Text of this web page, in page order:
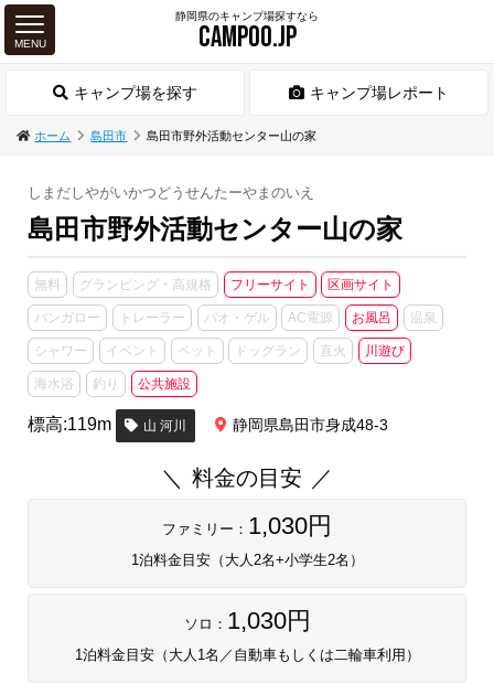
静岡県のキャンプ場探すなら
CAMPOO.JP
MENU
キャンプ場を探す キャンプ場レポート
ホーム 島田市 島田市野外活動センター山の家
しまだしやがいかつどうせんたーやまのいえ
島田市野外活動センター山の家
無料 グランピング・高規格 フリーサイト 区画サイト
バンガロー トレーラー パオ・ゲル AC電源 お風呂 温泉
シャワー イベント ペット ドッグラン 直火 川遊び
海水浴 釣り 公共施設
標高:119m 山 河川 静岡県島田市身成48-3
料金の目安
ファミリー： 1,030円
1泊料金目安（大人2名+小学生2名）
ソロ： 1,030円
1泊料金目安（大人1名／自動車もしくは二輪車利用）